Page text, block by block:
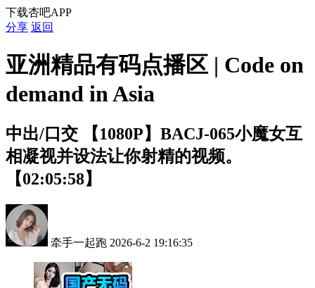
下载杏吧APP
分享 返回
亚洲精品有码点播区 | Code on
demand in Asia
中出/口交
【1080P】BACJ-065小魔女互
相凝 视 并设法让你射精的视频。
【02:05:58】
牵手一起跑 2026-6-2 19:16:35